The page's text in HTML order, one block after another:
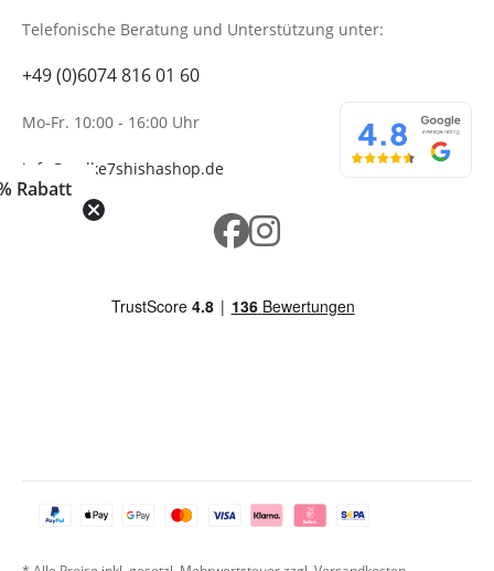
Rabatt
Telefonische Beratung und Unterstützung unter:
+49 (0)6074 816 01 60
Mo-Fr. 10:00 - 16:00 Uhr
info@wolke7shishashop.de